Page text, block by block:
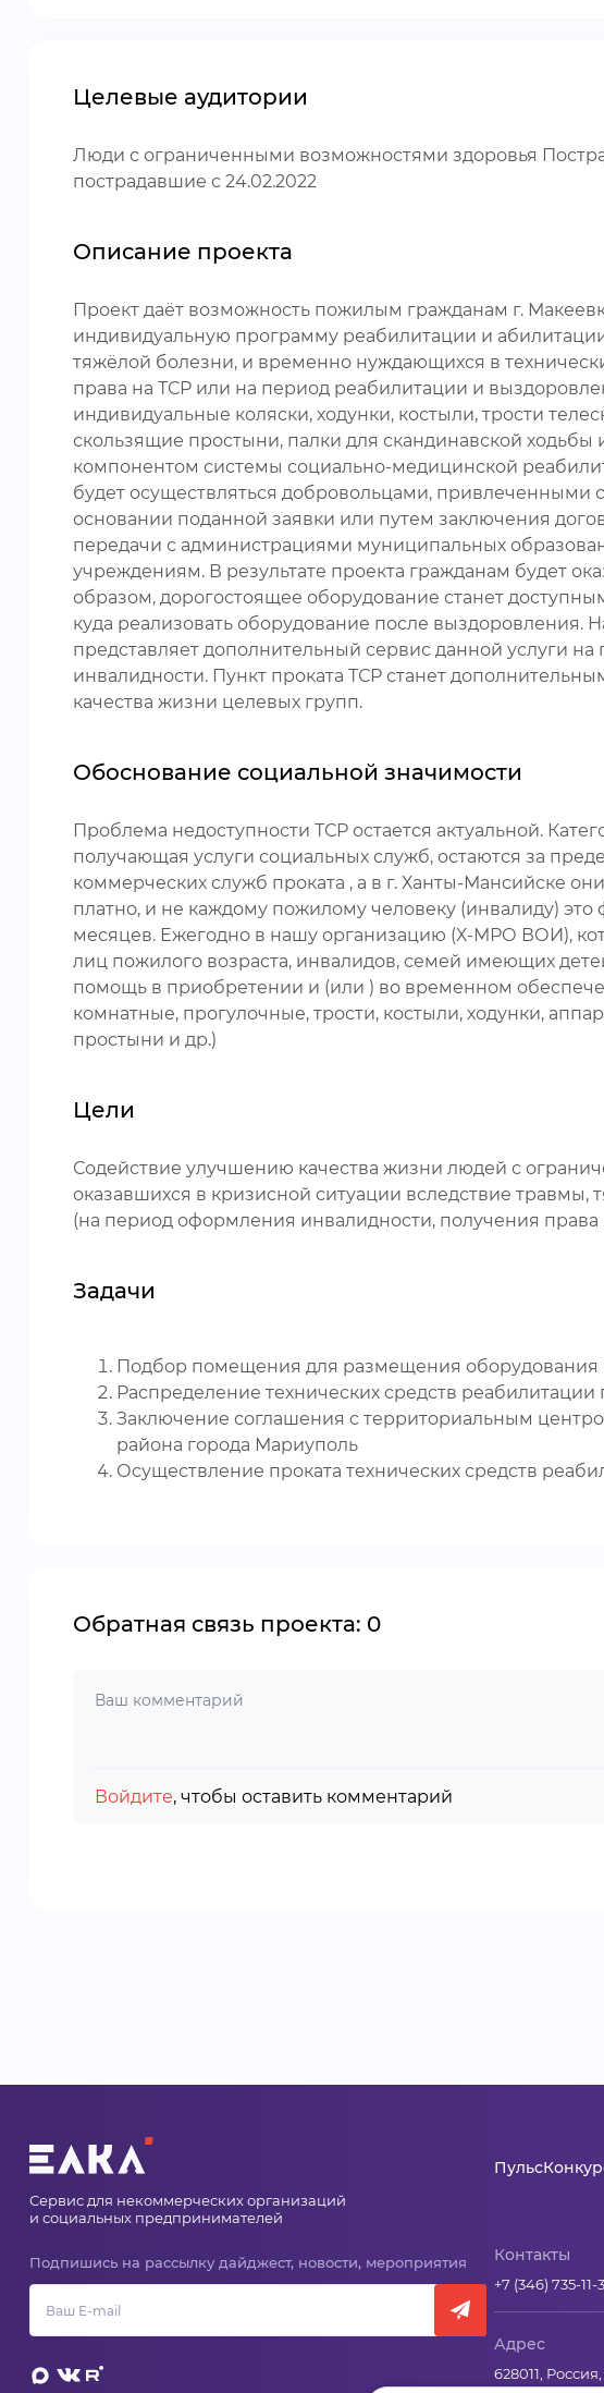
Целевые аудитории
Люди с ограниченными возможностями здоровья
пострадавшие с 24.02.2022
Описание проекта
Проект даёт возможность пожилым гражданам г.
индивидуальную программу реабилитации и
тяжёлой болезни, и временно нуждающихся в
права на ТСР или на период реабилитации и
индивидуальные коляски, ходунки, костыли, трости
скользящие простыни, палки для скандинавской
компонентом системы социально-медицинской
будет осуществляться добровольцами,
основании поданной заявки или путем заключения
передачи с администрациями муниципальных
учреждениям. В результате проекта гражданам будет
образом, дорогостоящее оборудование станет
куда реализовать оборудование после
представляет дополнительный сервис данной услуги
инвалидности. Пункт проката ТСР станет
качества жизни целевых групп.
Обоснование социальной значимости
Проблема недоступности ТСР остается актуальной.
получающая услуги социальных служб, остаются за
коммерческих служб проката , а в г. Ханты-Мансийске
платно, и не каждому пожилому человеку (инвалиду)
месяцев. Ежегодно в нашу организацию (Х-МРО ВОИ),
лиц пожилого возраста, инвалидов, семей имеющих
помощь в приобретении и (или ) во временном
комнатные, прогулочные, трости, костыли, ходунки,
простыни и др.)
Цели
Содействие улучшению качества жизни людей с
оказавшихся в кризисной ситуации вследствие
(на период оформления инвалидности, получения
Задачи
Подбор помещения для размещения оборудования
Распределение технических средств реабилитации
Заключение соглашения с территориальным
района города Мариуполь
Осуществление проката технических средств
Обратная связь проекта: 0
Войдите, чтобы оставить комментарий
Сервис для некоммерческих организаций
и социальных предпринимателей
Подпишись на рассылку дайджест, новости, мероприятия
Пульс
Контакты
+7 (346) 735-11-
Адрес
628011,